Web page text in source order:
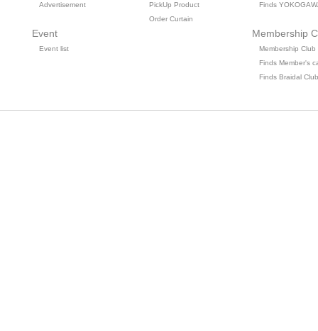
Advertisement
Event
Event list
PickUp Product
Order Curtain
Finds
Membership
Membership Club
Finds Member's
Finds Braidal Club